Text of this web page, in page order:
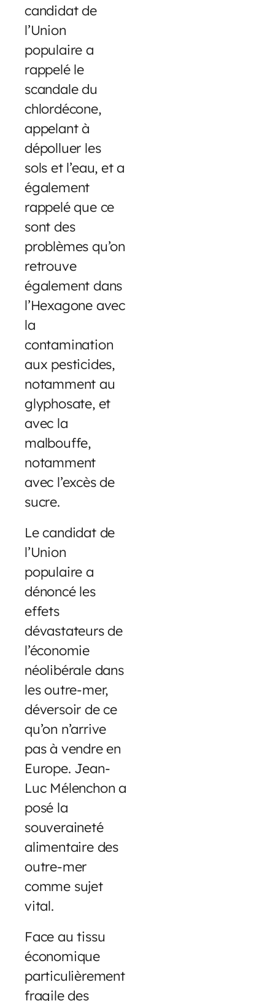
candidat de
l’Union
populaire a
rappelé le
scandale du
chlordécone,
appelant à
dépolluer les
sols et l’eau, et a
également
rappelé que ce
sont des
problèmes qu’on
retrouve
également dans
l’Hexagone avec
la
contamination
aux pesticides,
notamment au
glyphosate, et
avec la
malbouffe,
notamment
avec l’excès de
sucre.
Le candidat de
l’Union
populaire a
dénoncé les
effets
dévastateurs de
l’économie
néolibérale dans
les outre-mer,
déversoir de ce
qu’on n’arrive
pas à vendre en
Europe. Jean-
Luc Mélenchon a
posé la
souveraineté
alimentaire des
outre-mer
comme sujet
vital.
Face au tissu
économique
particulièrement
fragile des